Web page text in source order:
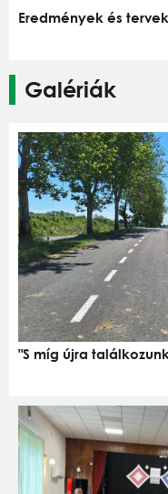
Eredmények és tervek
Galériák
"S míg újra